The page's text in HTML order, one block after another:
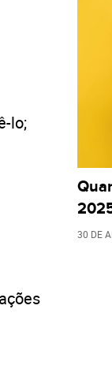
lo;
30 DE